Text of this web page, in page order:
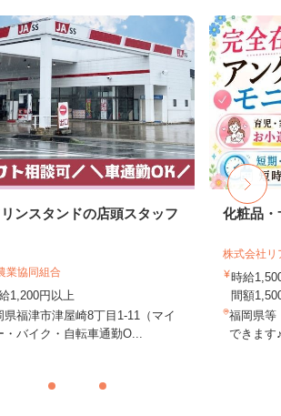
ンスタンドの店頭スタッフ
業協同組合
1,200円以上
県福津市津屋崎8丁目1-11（マイ
・バイク・自転車通勤O...
化粧品・
株式会社リ
時給
間額
福岡県等
できま